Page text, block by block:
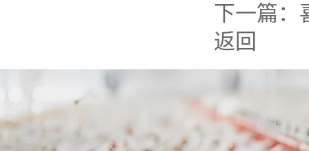
下一篇：
返回